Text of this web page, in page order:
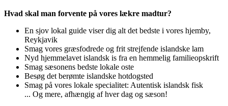
Hvad skal man forvente på vores lækre madtur?
En sjov lokal guide viser dig alt det bedste i vores hjemby,
Reykjavik
Smag vores græsfodrede og frit strejfende islandske lam
Nyd hjemmelavet islandsk is fra en hemmelig familieopskrift
Smag sæsonens bedste lokale oste
Besøg det berømte islandske hotdogsted
Smag på vores lokale specialitet: Autentisk islandsk fisk
... Og mere, afhængig af hver dag og sæson!